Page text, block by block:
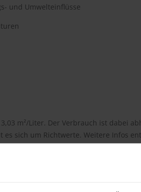
und Umwelteinflüsse
m²/Liter. Der Verbrauch ist dabei
sich um Richtwerte. Weitere Infos